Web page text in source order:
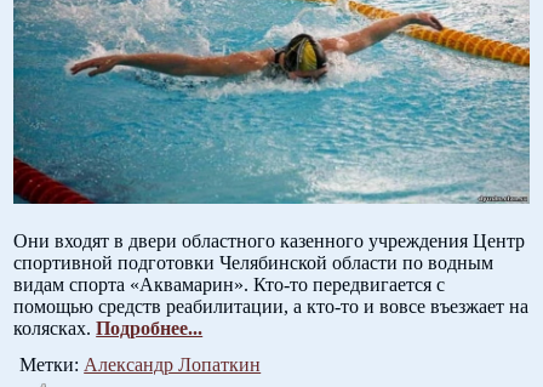
Они входят в двери областного казенного учреждения Центр
спортивной подготовки Челябинской области по водным
видам спорта «Аквамарин». Кто‑то передвигается с
помощью средств реабилитации, а кто‑то и вовсе въезжает на
колясках.Подробнее...
Метки: Александр Лопаткин